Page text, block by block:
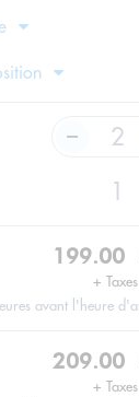
199.00
+
avant l'heure
209.00
+